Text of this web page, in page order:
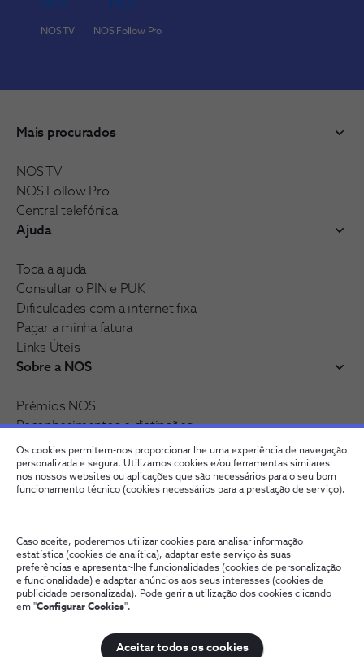
Os cookies permitem-nos proporcionar lhe uma experiência de navegação
personalizada e segura. Utilizamos cookies e/ou ferramentas similares
nos nossos websites ou aplicações que são necessários para o seu bom
funcionamento técnico (cookies necessários para a prestação de serviço).
Caso aceite, poderemos utilizar cookies para analisar informação
estatística (cookies de analítica), adaptar este serviço às suas
preferências e apresentar-lhe funcionalidades (cookies de personalização
e funcionalidade) e adaptar anúncios aos seus interesses (cookies de
publicidade personalizada). Pode gerir a utilização dos cookies clicando
em "Configurar Cookies".
Aceitar todos os cookies
NOS TV NOS Follow Pro
Mais procurados
NOS TV
NOS Follow Pro
Central telefónica
Ajuda
Toda a ajuda
Consultar o PIN e PUK
Dificuldades com a internet fixa
Pagar a minha fatura
Links Úteis
Sobre a NOS
Prémios NOS
Reconhecimentos e distinções
Recrutamento
Junte-se à nossa rede
Qualidade de ServiçoWholesaleTermos e Condições